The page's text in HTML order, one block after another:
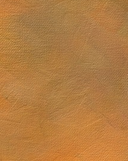
2025 (2 láminas)